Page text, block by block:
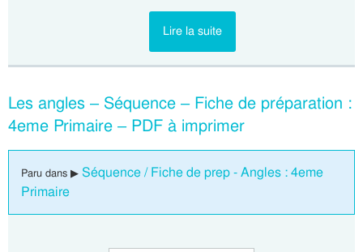
Lire la suite
Les angles – Séquence – Fiche de préparation :
4eme Primaire – PDF à imprimer
Paru dans ▶ Séquence / Fiche de prep - Angles : 4eme
Primaire